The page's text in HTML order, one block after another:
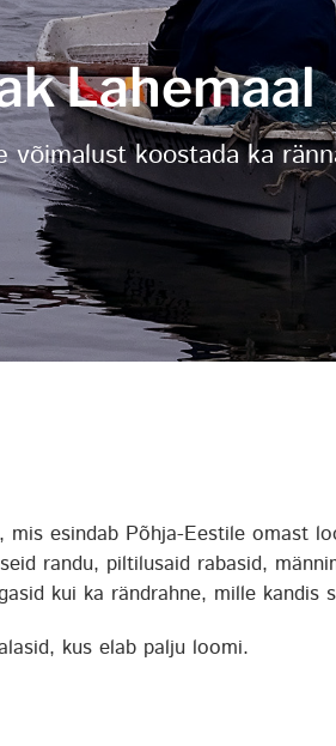
Lahemaal
koostada ka
esindab Põhja-Eestile omast
randu, piltilusaid rabasid,
kui ka rändrahne, mille kandis
kus elab palju loomi.